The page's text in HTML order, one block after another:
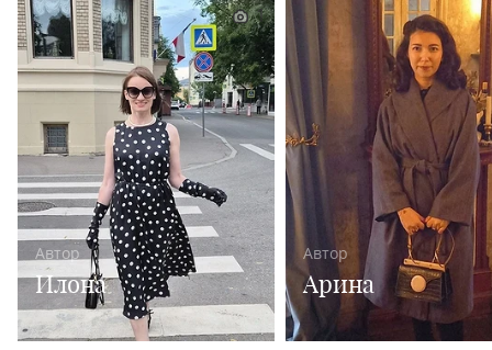
1
Автор
Илона
Автор
Арина